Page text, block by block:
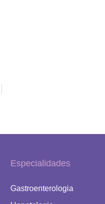
Especialidades
Gastroenterologia